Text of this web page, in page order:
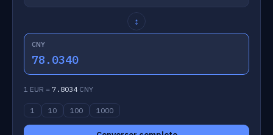
↕
CNY
78.0340
1 EUR = 7.8034CNY
1 10 100 1000